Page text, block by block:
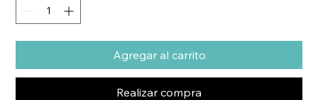
Agregar al carrito
Realizar compra